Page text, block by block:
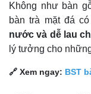
Không như bàn
bàn trà mặt đá
nước và dễ lau
lý tưởng cho
🔗 Xem ngay: BST